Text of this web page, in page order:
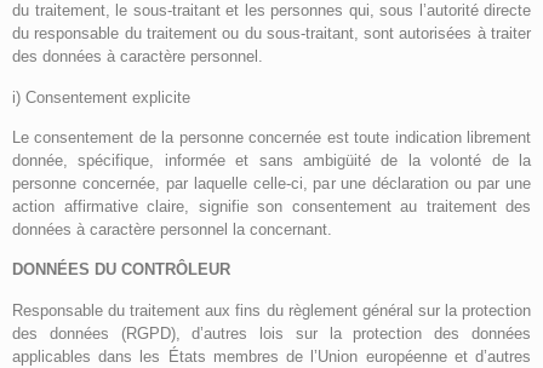
du traitement, le sous-traitant et les personnes qui, sous l’autorité directe
du responsable du traitement ou du sous-traitant, sont autorisées à traiter
des données à caractère personnel.
i) Consentement explicite
Le consentement de la personne concernée est toute indication librement
donnée, spécifique, informée et sans ambigüité de la volonté de la
personne concernée, par laquelle celle-ci, par une déclaration ou par une
action affirmative claire, signifie son consentement au traitement des
données à caractère personnel la concernant.
DONNÉES DU CONTRÔLEUR
Responsable du traitement aux fins du règlement général sur la protection
des données (RGPD), d’autres lois sur la protection des données
applicables dans les États membres de l’Union européenne et d’autres